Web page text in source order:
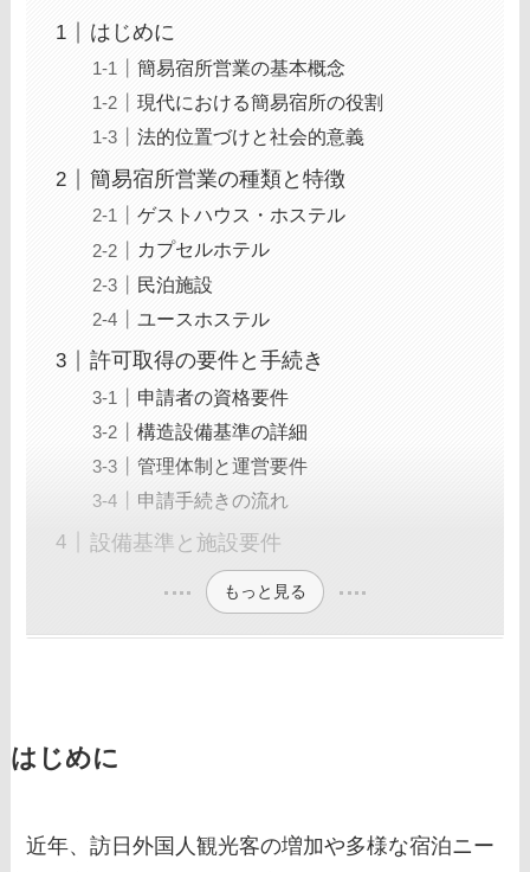
はじめに
簡易宿所営業の基本概念
現代における簡易宿所の役割
法的位置づけと社会的意義
簡易宿所営業の種類と特徴
ゲストハウス・ホステル
カプセルホテル
民泊施設
ユースホステル
許可取得の要件と手続き
申請者の資格要件
構造設備基準の詳細
管理体制と運営要件
申請手続きの流れ
設備基準と施設要件
もっと見る
はじめに
近年、訪日外国人観光客の増加や多様な宿泊ニー